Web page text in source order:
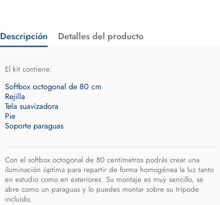
Descripción Detalles del producto
El kit contiene:
Softbox octogonal de 80 cm
Rejilla
Tela suavizadora
Pie
Soporte paraguas
Con el softbox octogonal de 80 centímetros podrás crear una
iluminación óptima para repartir de forma homogénea la luz tanto
en estudio como en exteriores. Su montaje es muy sencillo, se
abre como un paraguas y lo puedes montar sobre su trípode
incluido.